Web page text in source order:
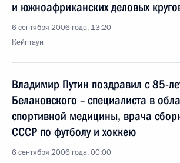
и южноафриканских деловых
6 сентября 2006 года, 13:20
Кейптаун
Владимир Путин поздравил с 85-
Белаковского – специалиста в
спортивной медицины, врача
СССР по футболу и хоккею
6 сентября 2006 года, 00:00